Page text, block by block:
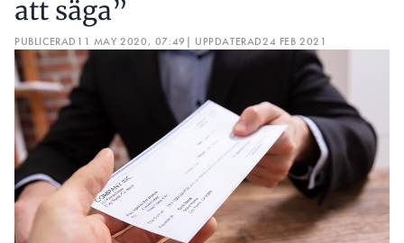
att säga”
PUBLICERAD 11 MAY 2020, 07:49 | UPPDATERAD24 FEB 2021